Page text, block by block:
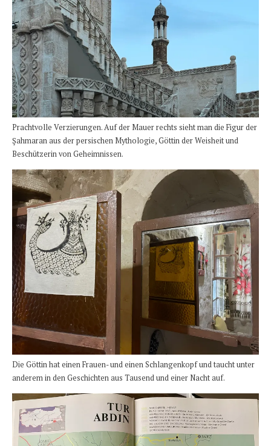
Prachtvolle Verzierungen. Auf der Mauer rechts sieht man die Figur der
Şahmaran aus der persischen Mythologie, Göttin der Weisheit und
Beschützerin von Geheimnissen.
Die Göttin hat einen Frauen- und einen Schlangenkopf und taucht unter
anderem in den Geschichten aus Tausend und einer Nacht auf.